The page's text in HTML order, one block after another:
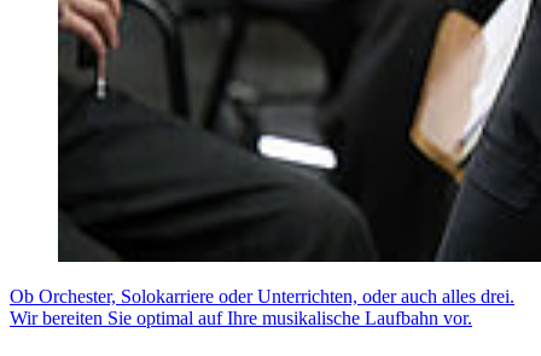
Ob Orchester, Solokarriere oder Unterrichten, oder auch alles drei.
Wir bereiten Sie optimal auf Ihre musikalische Laufbahn vor.